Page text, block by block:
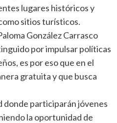
lugares históricos y
sitios turísticos.
González Carrasco
por impulsar políticas
es por eso que en el
gratuita y que busca
donde participarán jóvenes
la oportunidad de